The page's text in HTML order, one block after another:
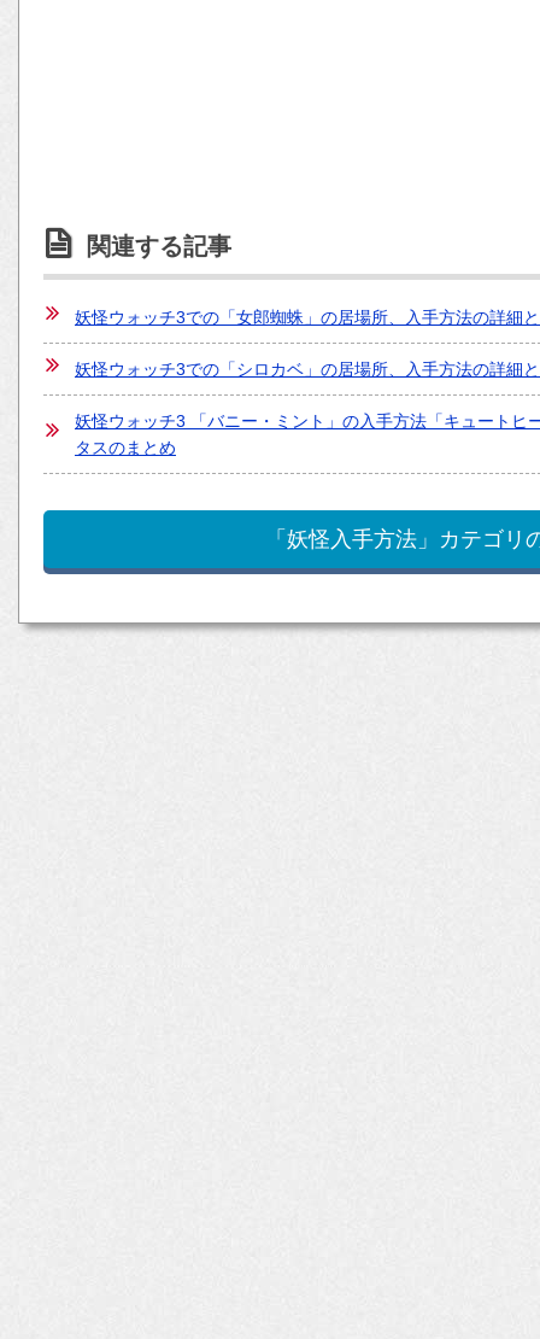
関連する記事
妖怪ウォッチ3での「女郎蜘蛛」の居場所、入手方法の詳細
妖怪ウォッチ3での「シロカベ」の居場所、入手方法の詳細
妖怪ウォッチ3 「バニー・ミント」の入手方法「キュート
タスのまとめ
「妖怪入手方法」カテゴリ